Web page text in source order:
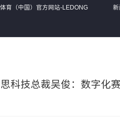
体育（中国）官方网站-LEDONG 新
科技总裁吴俊：数字化